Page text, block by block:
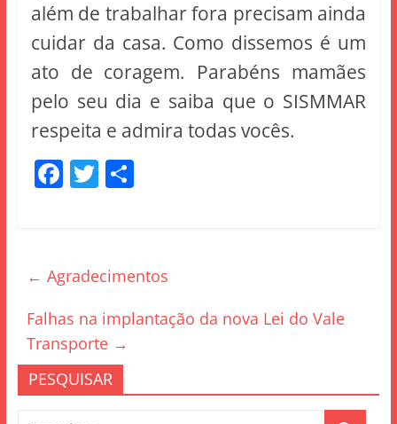
além de trabalhar fora precisam ainda
cuidar da casa. Como dissemos é um
ato de coragem. Parabéns mamães
pelo seu dia e saiba que o SISMMAR
respeita e admira todas vocês.
F
b
o
o
k
T S
← Agradecimentos
Falhas na implantação da nova Lei do Vale
Transporte →
PESQUISAR